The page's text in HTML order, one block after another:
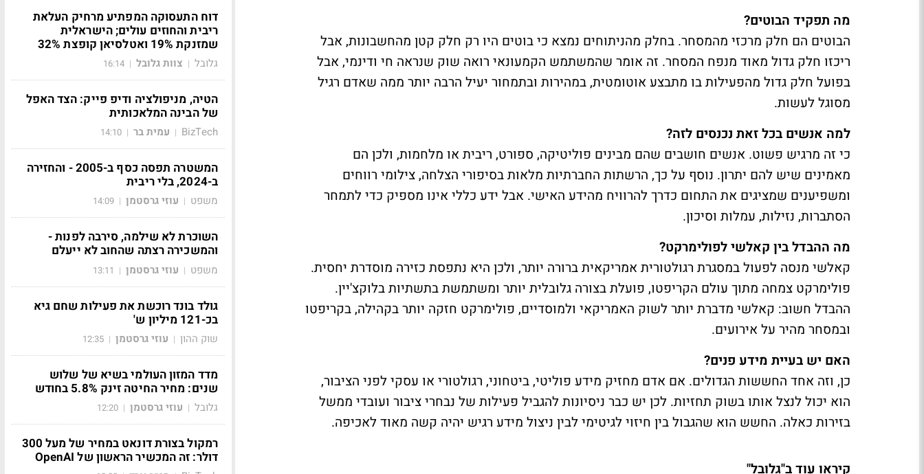
מה תפקיד הבוטים?
הבוטים הם חלק מרכזי מהמסחר. בחלק מהניתוחים נמצא כי בוטים היו רק חלק קטן מהחשבונות, אבל
ריכזו חלק גדול מאוד מנפח המסחר. זה אומר שהמשתמש הקמעונאי רואה שוק שנראה חי ודינמי, אבל
בפועל חלק גדול מהפעילות בו מתבצע אוטומטית, במהירות ובתמחור יעיל הרבה יותר ממה שאדם רגיל
מסוגל לעשות.
למה אנשים בכל זאת נכנסים לזה?
כי זה מרגיש פשוט. אנשים חושבים שהם מבינים פוליטיקה, ספורט, ריבית או מלחמות, ולכן הם
מאמינים שיש להם יתרון. נוסף על כך, הרשתות החברתיות מלאות בסיפורי הצלחה, צילומי רווחים
ומשפיענים שמציגים את התחום כדרך להרוויח מהידע האישי. אבל ידע כללי אינו מספיק כדי לתמחר
הסתברות, נזילות, עמלות וסיכון.
מה ההבדל בין קאלשי לפולימרקט?
קאלשי מנסה לפעול במסגרת רגולטורית אמריקאית ברורה יותר, ולכן היא נתפסת כזירה מוסדרת יחסית.
פולימרקט צמחה מתוך עולם הקריפטו, פועלת בצורה גלובלית יותר ומשתמשת בתשתיות בלוקצ'יין.
ההבדל חשוב: קאלשי מדברת יותר לשוק האמריקאי ולמוסדיים, פולימרקט חזקה יותר בקהילה, בקריפטו
ובמסחר מהיר על אירועים.
האם יש בעיית מידע פנים?
כן, וזה אחד החששות הגדולים. אם אדם מחזיק מידע פוליטי, ביטחוני, רגולטורי או עסקי לפני הציבור,
הוא יכול לנצל אותו בשוק תחזיות. לכן יש כבר ניסיונות להגביל פעילות של נבחרי ציבור ועובדי ממשל
בזירות כאלה. החשש הוא שהגבול בין חיזוי לגיטימי לבין ניצול מידע רגיש יהיה קשה מאוד לאכיפה.
קיראו עוד ב"גלובל"
דוח התעסוקה המפתיע מרחיק העלאת
ריבית והחוזים עולים; הישראלית
שמזנקת 19% ואטלסיאן קופצת 32%
גלובל | צוות גלובל |
16:14
הטיה, מניפולציה ודיפ פייק: הצד האפל
של הבינה המלאכותית
BizTech
| עמית בר |
14:10
המשטרה תפסה כסף ב-2005 - והחזירה
ב-2024, בלי ריבית
משפט | עוזי גרסטמן |
14:09
השוכרת לא שילמה, סירבה לפנות -
והמשכירה רצתה שהחוב לא ייעלם
משפט | עוזי גרסטמן |
13:11
גולד בונד רוכשת את פעילות שחם גיא
בכ-121 מיליון ש'
שוק ההון | עוזי גרסטמן |
12:35
מדד המזון העולמי בשיא של שלוש
שנים: מחיר החיטה זינק 5.8% בחודש
גלובל | עוזי גרסטמן |
12:20
רמקול בצורת דונאט במחיר של מעל 300
דולר: זה המכשיר הראשון של OpenAI